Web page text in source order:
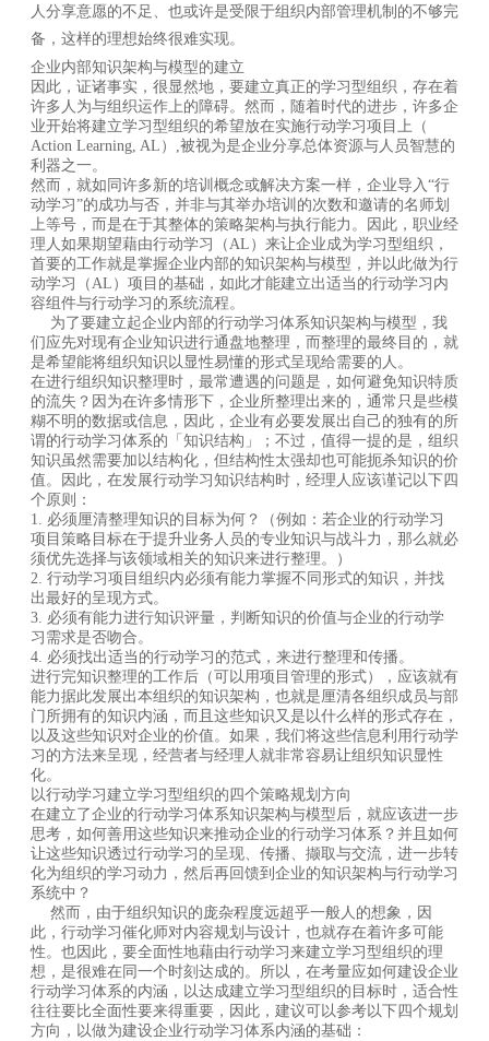
人分享意愿的不足、也或许是受限于组织内部管理机制的不够完
备，这样的理想始终很难实现。
企业内部知识架构与模型的建立
因此，证诸事实，很显然地，要建立真正的学习型组织，存在着
许多人为与组织运作上的障碍。然而，随着时代的进步，许多企
业开始将建立学习型组织的希望放在实施行动学习项目上（
Action Learning, AL）,被视为是企业分享总体资源与人员智慧的
利器之一。
然而，就如同许多新的培训概念或解决方案一样，企业导入“行
动学习”的成功与否，并非与其举办培训的次数和邀请的名师划
上等号，而是在于其整体的策略架构与执行能力。因此，职业经
理人如果期望藉由行动学习（AL）来让企业成为学习型组织，
首要的工作就是掌握企业内部的知识架构与模型，并以此做为行
动学习（AL）项目的基础，如此才能建立出适当的行动学习内
容组件与行动学习的系统流程。
为了要建立起企业内部的行动学习体系知识架构与模型，我
们应先对现有企业知识进行通盘地整理，而整理的最终目的，就
是希望能将组织知识以显性易懂的形式呈现给需要的人。
在进行组织知识整理时，最常遭遇的问题是，如何避免知识特质
的流失？因为在许多情形下，企业所整理出来的，通常只是些模
糊不明的数据或信息，因此，企业有必要发展出自己的独有的所
谓的行动学习体系的「知识结构」；不过，值得一提的是，组织
知识虽然需要加以结构化，但结构性太强却也可能扼杀知识的价
值。因此，在发展行动学习知识结构时，经理人应该谨记以下四
个原则：
1. 必须厘清整理知识的目标为何？（例如：若企业的行动学习
项目策略目标在于提升业务人员的专业知识与战斗力，那么就必
须优先选择与该领域相关的知识来进行整理。）
2. 行动学习项目组织内必须有能力掌握不同形式的知识，并找
出最好的呈现方式。
3. 必须有能力进行知识评量，判断知识的价值与企业的行动学
习需求是否吻合。
4. 必须找出适当的行动学习的范式，来进行整理和传播。
进行完知识整理的工作后（可以用项目管理的形式），应该就有
能力据此发展出本组织的知识架构，也就是厘清各组织成员与部
门所拥有的知识内涵，而且这些知识又是以什么样的形式存在，
以及这些知识对企业的价值。如果，我们将这些信息利用行动学
习的方法来呈现，经营者与经理人就非常容易让组织知识显性
化。
以行动学习建立学习型组织的四个策略规划方向
在建立了企业的行动学习体系知识架构与模型后，就应该进一步
思考，如何善用这些知识来推动企业的行动学习体系？并且如何
让这些知识透过行动学习的呈现、传播、撷取与交流，进一步转
化为组织的学习动力，然后再回馈到企业的知识架构与行动学习
系统中？
然而，由于组织知识的庞杂程度远超乎一般人的想象，因
此，行动学习催化师对内容规划与设计，也就存在着许多可能
性。也因此，要全面性地藉由行动学习来建立学习型组织的理
想，是很难在同一个时刻达成的。所以，在考量应如何建设企业
行动学习体系的内涵，以达成建立学习型组织的目标时，适合性
往往要比全面性要来得重要，因此，建议可以参考以下四个规划
方向，以做为建设企业行动学习体系内涵的基础：